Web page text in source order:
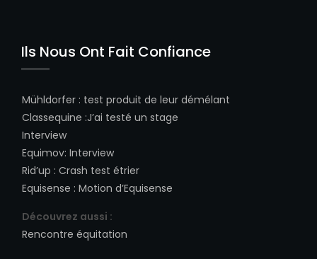
Ils Nous Ont Fait Confiance
Mühldorfer : test produit de leur démélant
Classequine :J’ai testé un stage
Interview
Equimov: Interview
Rid’up : Crash test étrier
Equisense : Motion d’Equisense
Découvrez aussi :
Rencontre équitation